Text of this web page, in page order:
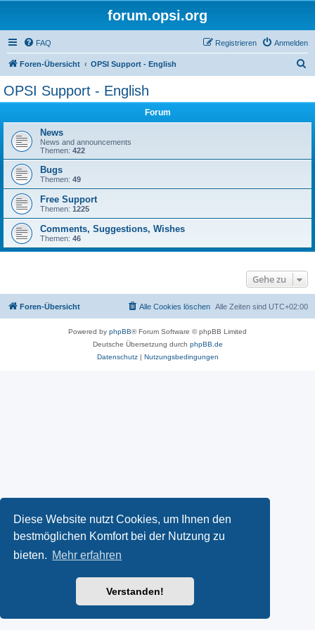
Diese Website nutzt Cookies, um Ihnen den
bestmöglichen Komfort bei der Nutzung zu
bieten. Mehr erfahren
Verstanden!
forum.opsi.org
FAQ Anmelden
Registrieren
Foren-Übersicht OPSI Support - English
OPSI Support - English
Forum
News
News and announcements
Themen: 422
Bugs
Themen: 49
Free Support
Themen: 1225
Comments, Suggestions, Wishes
Themen: 46
Gehe zu
Foren-Übersicht Alle Zeiten sind UTC+02:00
Alle Cookies löschen
Powered by phpBB® Forum Software © phpBB Limited
Deutsche Übersetzung durch phpBB.de
Datenschutz| Nutzungsbedingungen